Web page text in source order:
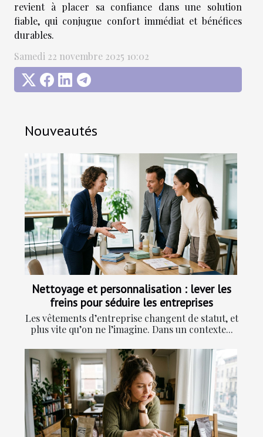
revient à placer sa confiance dans une solution
fiable, qui conjugue confort immédiat et bénéfices
durables.
Samedi 22 novembre 2025 10:02
Nouveautés
Nettoyage et personnalisation : lever les
freins pour séduire les entreprises
Les vêtements d’entreprise changent de statut, et
plus vite qu’on ne l’imagine. Dans un contexte...